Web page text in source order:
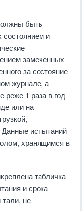
быть
состоянием и
замеченных
за состояние
журнале, а
реже 1 раза в год
или на
испытаний
хранящимся в
табличка
и срока
не